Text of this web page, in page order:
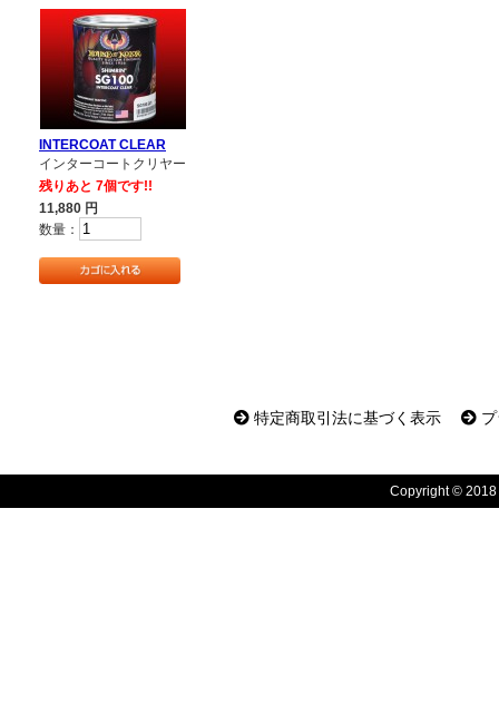
INTERCOAT CLEAR
インターコートクリヤー
残りあと 7個です!!
11,880 円
数量：
特定商取引法に基づく表示
Copyright © 2018